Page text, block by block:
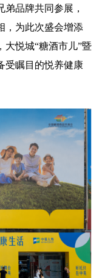
品牌共同参展，
，为此次盛会增添
大悦城“糖酒市儿”暨
受瞩目的悦养健康